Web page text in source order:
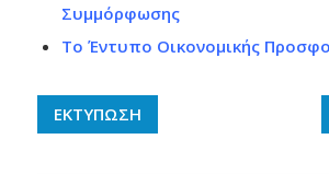
Συμμόρφωσης
Το Έντυπο Οικονομικής
ΕΚΤΥΠΩΣΗ